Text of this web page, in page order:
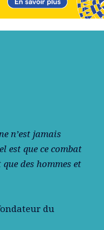
n’est jamais
est que ce combat
des hommes et
du